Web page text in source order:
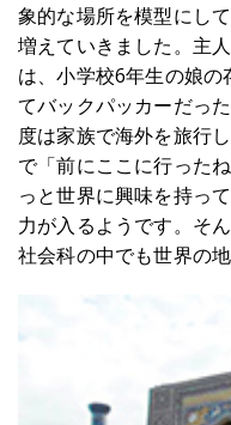
象的な場所を模型にし
増えていきました。主
は、小学校6年生の娘
てバックパッカーだっ
度は家族で海外を旅行
で「前にここに行った
っと世界に興味を持っ
力が入るようです。そ
社会科の中でも世界の